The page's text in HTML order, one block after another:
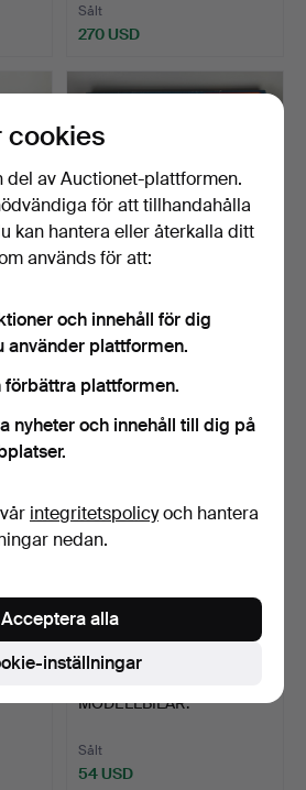
Sålt
270 USD
föremål
419. MATCHBOX '30'
SUPER VALUE SET M.M.
Sålt
MODELLBILAR.
Sålt
54 USD
cookies
del av Auctionet-plattformen.
för att tillhandahålla
kan hantera eller återkalla ditt
används för att:
och innehåll för dig
använder plattformen.
förbättra plattformen.
nyheter och innehåll till dig på
integritetspolicyoch hantera
nedan.
inställningar
Acceptera alla